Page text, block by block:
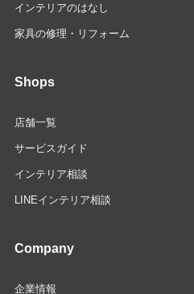
インテリアのはなし
家具の修理・リフォーム
Shops
店舗一覧
サービスガイド
インテリア相談
LINEインテリア相談
Company
企業情報